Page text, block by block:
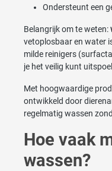
Ondersteunt een
Belangrijk om te weten:
vetoplosbaar en water
milde reinigers
je het veilig kunt
Met hoogwaardige
ontwikkeld door
regelmatig wassen
Hoe vaak
wassen?